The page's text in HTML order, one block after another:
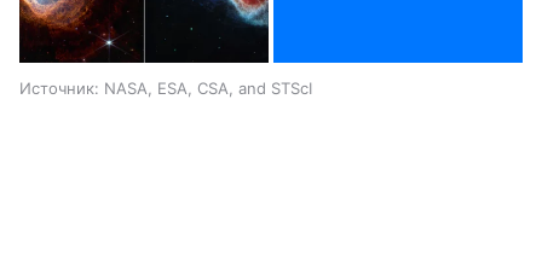
Источник: NASA, ESA, CSA, and STScI